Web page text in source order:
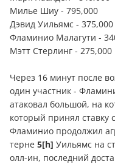
Милье Шиу - 795,000
Дэвид Уильямс - 375,000
Фламинио Малагути -
Мэтт Стерлинг - 275,000
Через 16 минут после
один участник -
атаковал большой, на
который принял ставку
Фламинио продолжил
терне 5[h] Уильямс на
олл-ин, последний